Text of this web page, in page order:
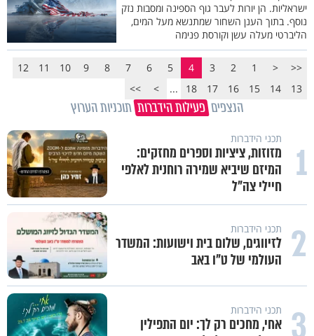
ישראליות. הן יורות לעבר גוף הספינה ומסבות נזק
נוסף. בתוך הענן השחור שמתנשא מעל המים,
הליברטי מעלה עשן וקורסת פנימה
<<
<
1
2
3
4
5
6
7
8
9
10
11
12
13
14
15
16
17
18
...
>
>>
הנצפים פעילות הידברות תוכניות הערוץ
1 תכני הידברות
מזוזות, ציציות וספרים מחזקים:
המיזם שיביא שמירה רוחנית לאלפי
חיילי צה"ל
2 תכני הידברות
לזיווגים, שלום בית וישועות: המשדר
העולמי של ט"ו באב
תכני הידברות
אחי, מחכים רק לך: יום התפילין